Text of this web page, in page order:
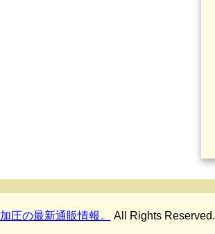
加圧の最新通販情報。 All Rights Reserved.